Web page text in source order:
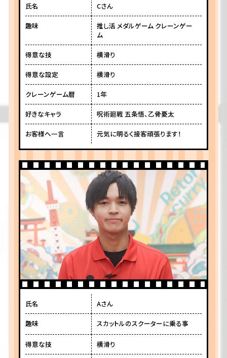
氏名 Cさん
趣味
推し活 メダルゲーム クレーンゲー
ム
得意な技 横滑り
得意な設定 横滑り
クレーンゲーム暦 1年
好きなキャラ 呪術廻戦 五条悟、乙骨憂太
お客様へ一言 元気に明るく接客頑張ります！
氏名 Aさん
趣味 スカットルのスクーターに乗る事
得意な技 横滑り